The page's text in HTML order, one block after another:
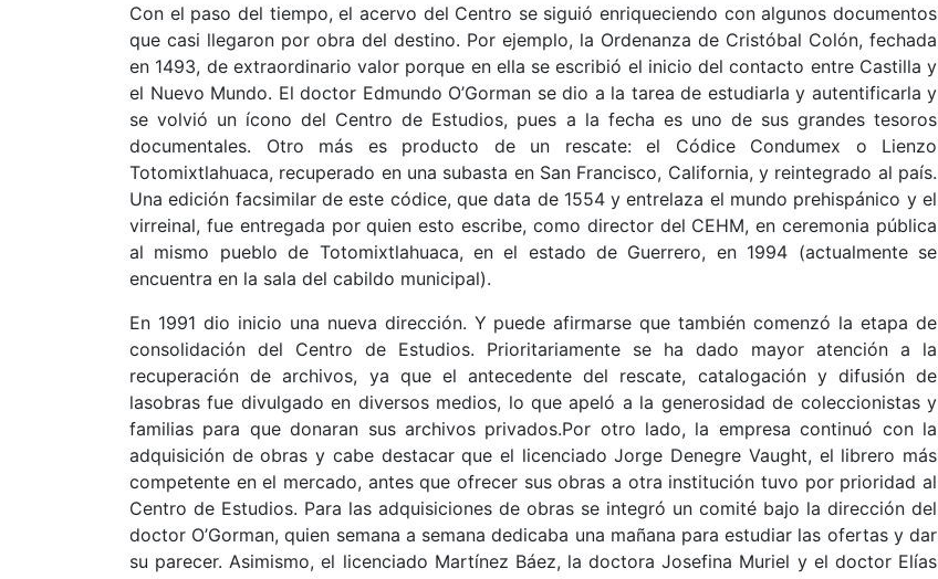
Con el paso del tiempo, el acervo del Centro se siguió enriqueciendo con algunos documentos
que casi llegaron por obra del destino. Por ejemplo, la Ordenanza de Cristóbal Colón, fechada
en 1493, de extraordinario valor porque en ella se escribió el inicio del contacto entre Castilla y
el Nuevo Mundo. El doctor Edmundo O’Gorman se dio a la tarea de estudiarla y autentificarla y
se volvió un ícono del Centro de Estudios, pues a la fecha es uno de sus grandes tesoros
documentales. Otro más es producto de un rescate: el Códice Condumex o Lienzo
Totomixtlahuaca, recuperado en una subasta en San Francisco, California, y reintegrado al país.
Una edición facsimilar de este códice, que data de 1554 y entrelaza el mundo prehispánico y el
virreinal, fue entregada por quien esto escribe, como director del CEHM, en ceremonia pública
al mismo pueblo de Totomixtlahuaca, en el estado de Guerrero, en 1994 (actualmente se
encuentra en la sala del cabildo municipal).
En 1991 dio inicio una nueva dirección. Y puede afirmarse que también comenzó la etapa de
consolidación del Centro de Estudios. Prioritariamente se ha dado mayor atención a la
recuperación de archivos, ya que el antecedente del rescate, catalogación y difusión de
lasobras fue divulgado en diversos medios, lo que apeló a la generosidad de coleccionistas y
familias para que donaran sus archivos privados.Por otro lado, la empresa continuó con la
adquisición de obras y cabe destacar que el licenciado Jorge Denegre Vaught, el librero más
competente en el mercado, antes que ofrecer sus obras a otra institución tuvo por prioridad al
Centro de Estudios. Para las adquisiciones de obras se integró un comité bajo la dirección del
doctor O’Gorman, quien semana a semana dedicaba una mañana para estudiar las ofertas y dar
su parecer. Asimismo, el licenciado Martínez Báez, la doctora Josefina Muriel y el doctor Elías